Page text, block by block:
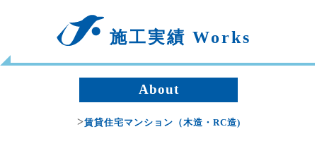
施工実績 Works
About
>賃貸住宅マンション（木造・RC造)